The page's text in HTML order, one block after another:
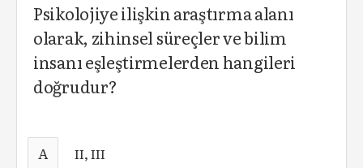
Psikolojiye ilişkin araştırma alanı
olarak, zihinsel süreçler ve bilim
insanı eşleştirmelerden hangileri
doğrudur?
A II, III